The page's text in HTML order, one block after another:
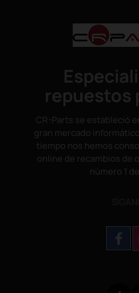
repuestos
CR-Parts se estableció
gran mercado
tiempo nos hemos
online de recambios de
número 1